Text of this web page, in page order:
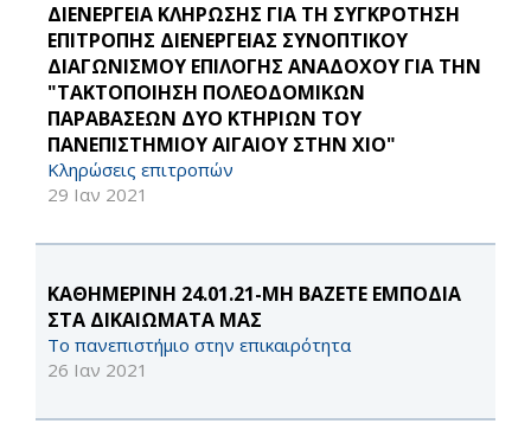
ΔΙΕΝΕΡΓΕΙΑ ΚΛΗΡΩΣΗΣ ΓΙΑ ΤΗ ΣΥΓΚΡΟΤΗΣΗ
ΕΠΙΤΡΟΠΗΣ ΔΙΕΝΕΡΓΕΙΑΣ ΣΥΝΟΠΤΙΚΟΥ
ΔΙΑΓΩΝΙΣΜΟΥ ΕΠΙΛΟΓΗΣ ΑΝΑΔΟΧΟΥ ΓΙΑ ΤΗΝ
"ΤΑΚΤΟΠΟΙΗΣΗ ΠΟΛΕΟΔΟΜΙΚΩΝ
ΠΑΡΑΒΑΣΕΩΝ ΔΥΟ ΚΤΗΡΙΩΝ ΤΟΥ
ΠΑΝΕΠΙΣΤΗΜΙΟΥ ΑΙΓΑΙΟΥ ΣΤΗΝ ΧΙΟ"
Κληρώσεις επιτροπών
29 Ιαν 2021
ΚΑΘΗΜΕΡΙΝΗ 24.01.21-ΜΗ ΒΑΖΕΤΕ ΕΜΠΟΔΙΑ
ΣΤΑ ΔΙΚΑΙΩΜΑΤΑ ΜΑΣ
Το πανεπιστήμιο στην επικαιρότητα
26 Ιαν 2021